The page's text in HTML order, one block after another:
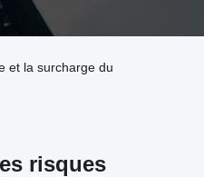
et la surcharge du
risques